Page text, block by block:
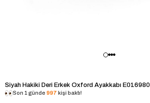
Siyah Hakiki Deri Erkek Oxford Ayakkabı
Son 1 günde 997 kişi baktı!